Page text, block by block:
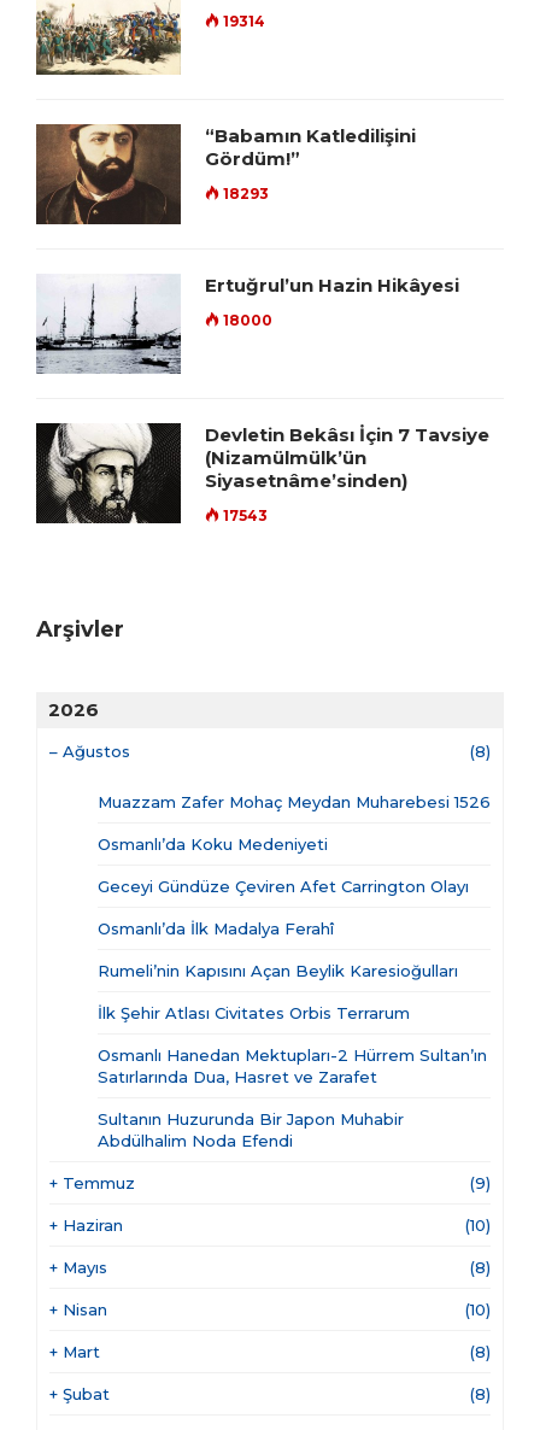
19314
“Babamın Katledilişini
Gördüm!”
18293
Ertuğrul’un Hazin Hikâyesi
18000
Devletin Bekâsı İçin 7 Tavsiye
(Nizamülmülk’ün
Siyasetnâme’sinden)
17543
Arşivler
2026
– Ağustos (8)
Muazzam Zafer Mohaç Meydan Muharebesi 1526
Osmanlı’da Koku Medeniyeti
Geceyi Gündüze Çeviren Afet Carrington Olayı
Osmanlı’da İlk Madalya Ferahî
Rumeli’nin Kapısını Açan Beylik Karesioğulları
İlk Şehir Atlası Civitates Orbis Terrarum
Osmanlı Hanedan Mektupları-2 Hürrem Sultan’ın
Satırlarında Dua, Hasret ve Zarafet
Sultanın Huzurunda Bir Japon Muhabir
Abdülhalim Noda Efendi
+ Temmuz (9)
+ Haziran (10)
+ Mayıs (8)
+ Nisan (10)
+ Mart (8)
+ Şubat (8)